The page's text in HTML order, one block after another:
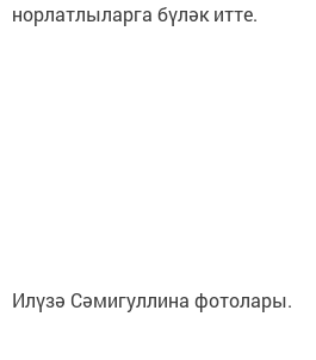
норлатлыларга бүләк итте.
Илүзә Сәмигуллина фотолары.